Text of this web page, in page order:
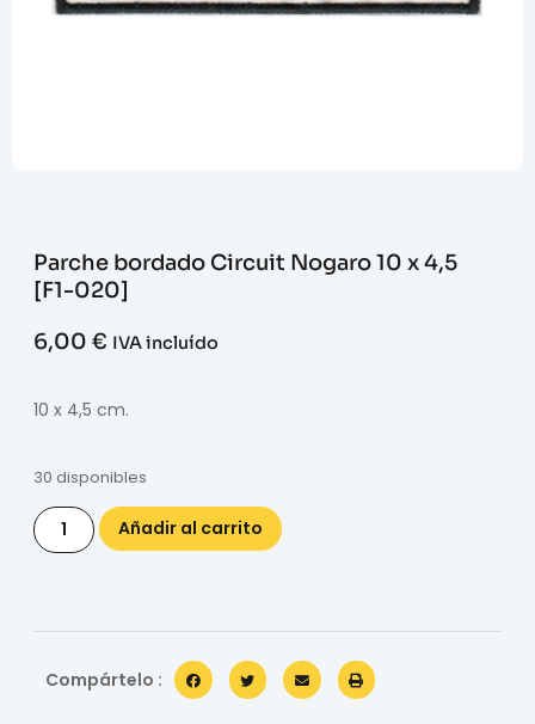
Parche bordado Circuit Nogaro 10 x 4,5
[F1-020]
6,00 € IVA incluído
10 x 4,5 cm.
30 disponibles
Añadir al carrito
Compártelo :